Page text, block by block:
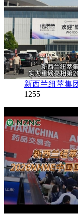
新西兰纽萃集
1255